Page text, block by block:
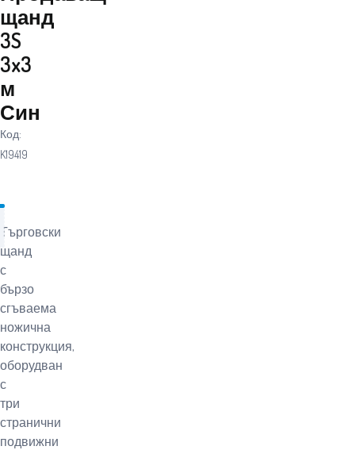
щанд
3S
3x3
м
Син
Код:
K19419
Търговски
щанд
с
бързо
сгъваема
ножична
конструкция,
оборудван
с
три
странични
подвижни